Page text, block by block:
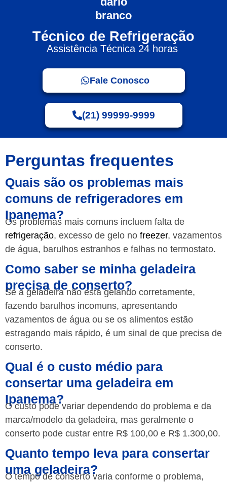
Técnico de Refrigeração
Assistência Técnica 24 horas
Fale Conosco
(21) 99999-9999
Perguntas frequentes
Quais são os problemas mais
comuns de refrigeradores em
Ipanema?
Os problemas mais comuns incluem falta de
refrigeração, excesso de gelo no freezer, vazamentos
de água, barulhos estranhos e falhas no termostato.
Como saber se minha geladeira
precisa de conserto?
Se a geladeira não está gelando corretamente,
fazendo barulhos incomuns, apresentando
vazamentos de água ou se os alimentos estão
estragando mais rápido, é um sinal de que precisa de
conserto.
Qual é o custo médio para
consertar uma geladeira em
Ipanema?
O custo pode variar dependendo do problema e da
marca/modelo da geladeira, mas geralmente o
conserto pode custar entre R$ 100,00 e R$ 1.300,00.
Quanto tempo leva para consertar
uma geladeira?
O tempo de conserto varia conforme o problema,